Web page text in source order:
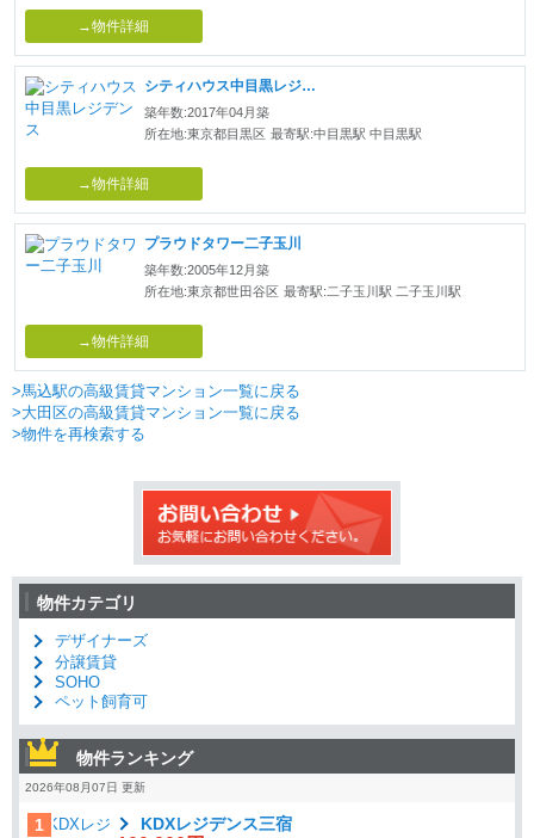
→物件詳細
シティハウス中目黒レジデンス
築年数:2017年04月築
所在地:東京都目黒区 最寄駅:中目黒駅 中目黒駅
→物件詳細
プラウドタワー二子玉川
築年数:2005年12月築
所在地:東京都世田谷区 最寄駅:二子玉川駅 二子玉川駅
→物件詳細
>馬込駅の高級賃貸マンション一覧に戻る
>大田区の高級賃貸マンション一覧に戻る
>物件を再検索する
物件カテゴリ
デザイナーズ
分譲賃貸
SOHO
ペット飼育可
物件ランキング
2026年08月07日 更新
1 KDXレジデンス三宿